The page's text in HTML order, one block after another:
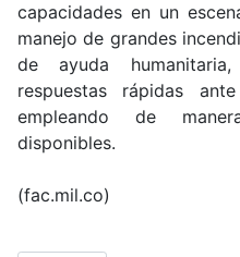
capacidades en un
manejo de grandes
de ayuda
respuestas rápidas
empleando de
disponibles.
(fac.mil.co)